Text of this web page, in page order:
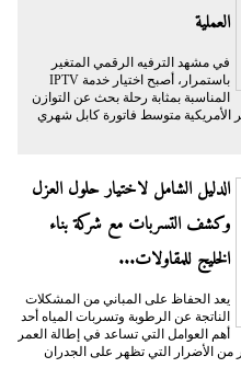
العملية
في مشهد الترفيه الرقمي المتغير
باستمرار، أصبح اختيار خدمة IPTV
المناسبة بمثابة رحلة بحث عن التوازن
الأمريكية متوسط فاتورة كابل شهري
الدليل الشامل لاختيار حلول العزل
وكشف التسربات مع شركة بناء
الخليج للمقاولات...
يعد الحفاظ على المباني من المشكلات
الناتجة عن الرطوبة وتسربات المياه أحد
أهم العوامل التي تساعد في إطالة العمر
من الأضرار التي تظهر على الجدران